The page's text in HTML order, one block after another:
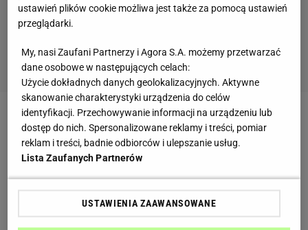
Zalewa octowa do ryby – przepis
W przepisie na zalewę bardzo ważne jest to, jak
mocno octowa powinna być zalewa. Niektórzy lubią
silnie octowy smak, inni preferują delikatniejsze
zalewy. My podajemy przykładowe proporcje –
ustawień plików cookie możliwa jest także za pomocą ustawień
przeglądarki.
My, nasi Zaufani Partnerzy i Agora S.A. możemy przetwarzać
dane osobowe w następujących celach:
Użycie dokładnych danych geolokalizacyjnych. Aktywne
skanowanie charakterystyki urządzenia do celów
identyfikacji. Przechowywanie informacji na urządzeniu lub
dostęp do nich. Spersonalizowane reklamy i treści, pomiar
reklam i treści, badnie odbiorców i ulepszanie usług.
Lista Zaufanych Partnerów
USTAWIENIA ZAAWANSOWANE